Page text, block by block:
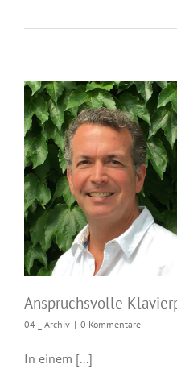
Anspruchsvolle
Klavierpädagogik im
Seminar
Anspruchsvolle
04 _ Archiv | 0 Kommentare
In einem [...]